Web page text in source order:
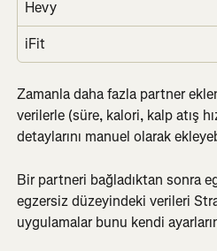
Hevy
iFit
Zamanla daha fazla partner
verilerle (süre, kalori, kalp atış
detaylarını manuel olarak
Bir partneri bağladıktan sonra
egzersiz düzeyindeki verileri
uygulamalar bunu kendi